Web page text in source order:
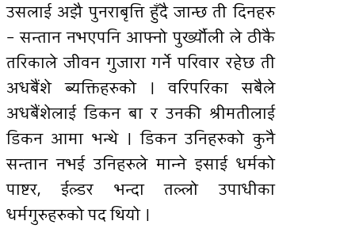
उसलाई अझै पुनराबृत्ति हुँदै जान्छ ती दिनहरु
– सन्तान नभएपनि आफ्नो पुर्ख्यौली ले ठीकै
तरिकाले जीवन गुजारा गर्ने परिवार रहेछ ती
अधबैंशे ब्यक्तिहरुको । वरिपरिका सबैले
अधबैंशेलाई डिकन बा र उनकी श्रीमतीलाई
डिकन आमा भन्थे । डिकन उनिहरुको कुनै
सन्तान नभई उनिहरुले मान्ने इसाई धर्मको
पाष्टर, ईल्डर भन्दा तल्लो उपाधीका
धर्मगुरुहरुको पद थियो ।